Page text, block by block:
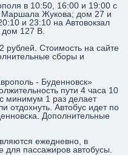
в 10:50, 16:00 и 19:00 с
Маршала Жукова; дом 27 и
и 23:10 на Автовокзал
дом 127 В.
рублей. Стоимость на сайте
сборы и
- Буденновск»
пути 4 часа 10
минимум 1 раз делает
отдохнуть. Автобус идет по
Дополнительные
ежедневно, в
пассажиров автобусы.